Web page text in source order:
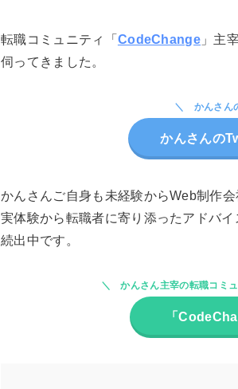
転職コミュニティ「 CodeChange 」主
伺ってきました。
かんさん
かんさんの
かんさんご自身も未経験からWeb制作
実体験から転職者に寄り添ったアドバ
続出中です。
かんさん主宰の転職コミ
「